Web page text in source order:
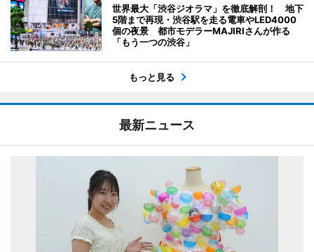
世界最大「渋谷ジオラマ」を徹底解剖！ 地下
5階まで再現・渋谷駅を走る電車やLED4000
個の夜景 都市モデラーMAJIRIさんが作る
「もう一つの渋谷」
もっと見る
最新ニュース